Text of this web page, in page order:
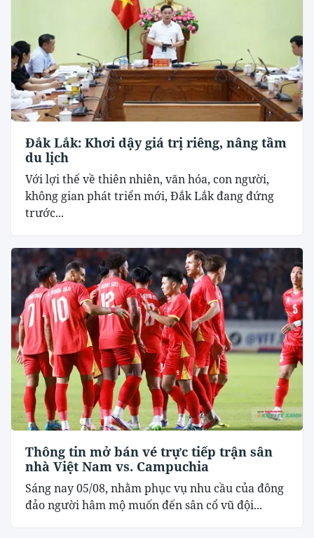
Đắk Lắk: Khơi dậy giá trị riêng, nâng tầm
du lịch
Với lợi thế về thiên nhiên, văn hóa, con người,
không gian phát triển mới, Đắk Lắk đang đứng
trước...
Thông tin mở bán vé trực tiếp trận sân
nhà Việt Nam vs. Campuchia
Sáng nay 05/08, nhằm phục vụ nhu cầu của đông
đảo người hâm mộ muốn đến sân cổ vũ đội...